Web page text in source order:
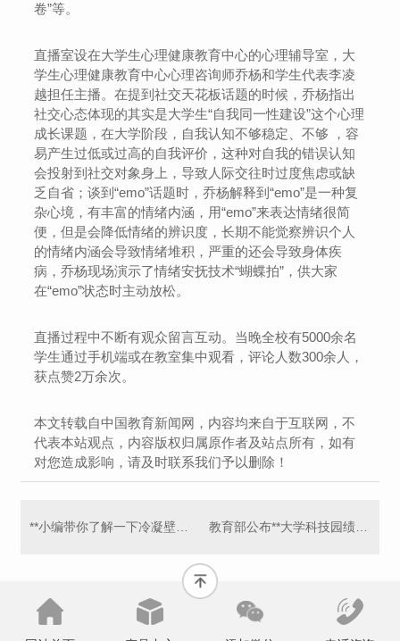
卷”等。
直播室设在大学生心理健康教育中心的心理辅导室，大
学生心理健康教育中心心理咨询师乔杨和学生代表李凌
越担任主播。在提到社交天花板话题的时候，乔杨指出
社交心态体现的其实是大学生“自我同一性建设”这个心理
成长课题，在大学阶段，自我认知不够稳定、不够 ，容
易产生过低或过高的自我评价，这种对自我的错误认知
会投射到社交对象身上，导致人际交往时过度焦虑或缺
乏自省；谈到“emo”话题时，乔杨解释到“emo”是一种复
杂心境，有丰富的情绪内涵，用“emo”来表达情绪很简
便，但是会降低情绪的辨识度，长期不能觉察辨识个人
的情绪内涵会导致情绪堆积，严重的还会导致身体疾
病，乔杨现场演示了情绪安抚技术“蝴蝶拍”，供大家
在“emo”状态时主动放松。
直播过程中不断有观众留言互动。当晚全校有5000余名
学生通过手机端或在教室集中观看，评论人数300余人，
获点赞2万余次。
本文转载自中国教育新闻网，内容均来自于互联网，不
代表本站观点，内容版权归属原作者及站点所有，如有
对您造成影响，请及时联系我们予以删除！